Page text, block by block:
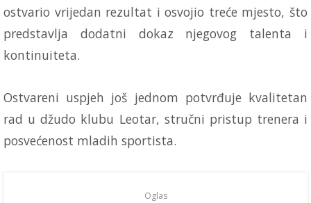
ostvario vrijedan rezultat i osvojio treće mjesto, što
predstavlja dodatni dokaz njegovog talenta i
kontinuiteta.
Ostvareni uspjeh još jednom potvrđuje kvalitetan
rad u džudo klubu Leotar, stručni pristup trenera i
posvećenost mladih sportista.
Oglas